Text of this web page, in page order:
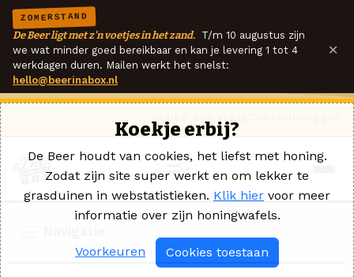
ZOMERSTAND
De Beer ligt met z'n voetjes in het zand. T/m 10 augustus zijn
we wat minder goed bereikbaar en kan je levering 1 tot 4
werkdagen duren. Mailen werkt het snelst:
hello@beerinabox.nl
×
Koekje erbij?
De Beer houdt van cookies, het liefst met honing.
Zodat zijn site super werkt en om lekker te
grasduinen in webstatistieken. Klik hier voor meer
informatie over zijn honingwafels.
Voorkeuren Cookies toestaan